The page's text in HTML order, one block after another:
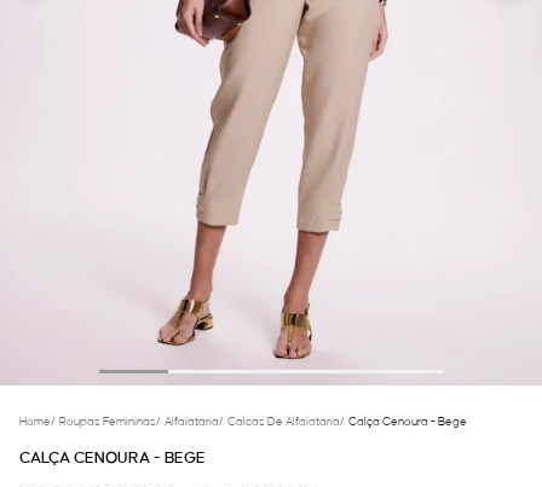
Home/ Roupas Femininas/ Alfaiataria/ Calcas De Alfaiataria/ Calça Cenoura - Bege
CALÇA CENOURA - BEGE